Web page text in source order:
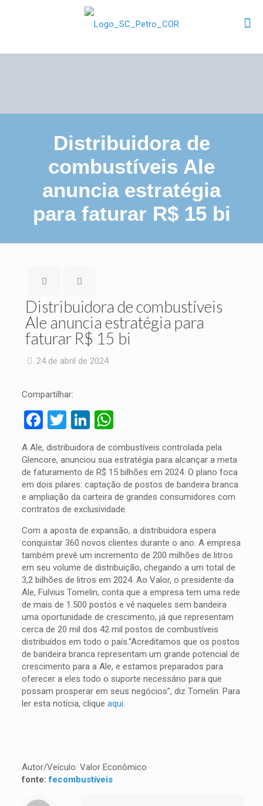
Distribuidora de
combustíveis Ale
anuncia estratégia
para faturar R$ 15 bi
Distribuidora de combustíveis
Ale anuncia estratégia para
faturar R$ 15 bi
24 de abril de 2024
Compartilhar:
Facebook
TwitterLinkedIn
WhatsApp
A Ale, distribuidora de combustíveis controlada pela
Glencore, anunciou sua estratégia para alcançar a meta
de faturamento de R$ 15 bilhões em 2024. O plano foca
em dois pilares: captação de postos de bandeira branca
e ampliação da carteira de grandes consumidores com
contratos de exclusividade.
Com a aposta de expansão, a distribuidora espera
conquistar 360 novos clientes durante o ano. A empresa
também prevê um incremento de 200 milhões de litros
em seu volume de distribuição, chegando a um total de
3,2 bilhões de litros em 2024. Ao Valor, o presidente da
Ale, Fulvius Tomelin, conta que a empresa tem uma rede
de mais de 1.500 postos e vê naqueles sem bandeira
uma oportunidade de crescimento, já que representam
cerca de 20 mil dos 42 mil postos de combustíveis
distribuídos em todo o país.“Acreditamos que os postos
de bandeira branca representam um grande potencial de
crescimento para a Ale, e estamos preparados para
oferecer a eles todo o suporte necessário para que
possam prosperar em seus negócios”, diz Tomelin. Para
ler esta notícia, clique aqui.
Autor/Veículo: Valor Econômico
fonte:fecombustíveis